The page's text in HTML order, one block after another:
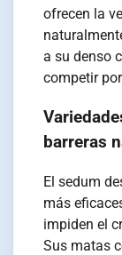
ofrecen la
a su denso
competir
barreras
El sedum
más
impiden el
Sus matas